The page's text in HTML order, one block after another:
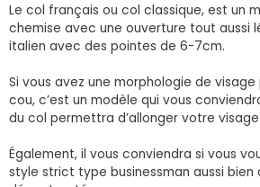
Le col français ou col classique, est un
chemise avec une ouverture tout aussi
italien avec des pointes de 6-7cm.
Si vous avez une morphologie de
cou, c’est un modèle qui vous
du col permettra d’allonger votre visage.
Également, il vous conviendra si vous
style strict type businessman aussi bien